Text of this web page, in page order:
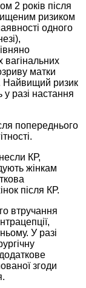
2 років після
ризиком
одного
вагінальних
матки
Найвищий ризик
разі настання
поперед­нього
КР,
жінкам
після КР.
втручання
У разі
згоди